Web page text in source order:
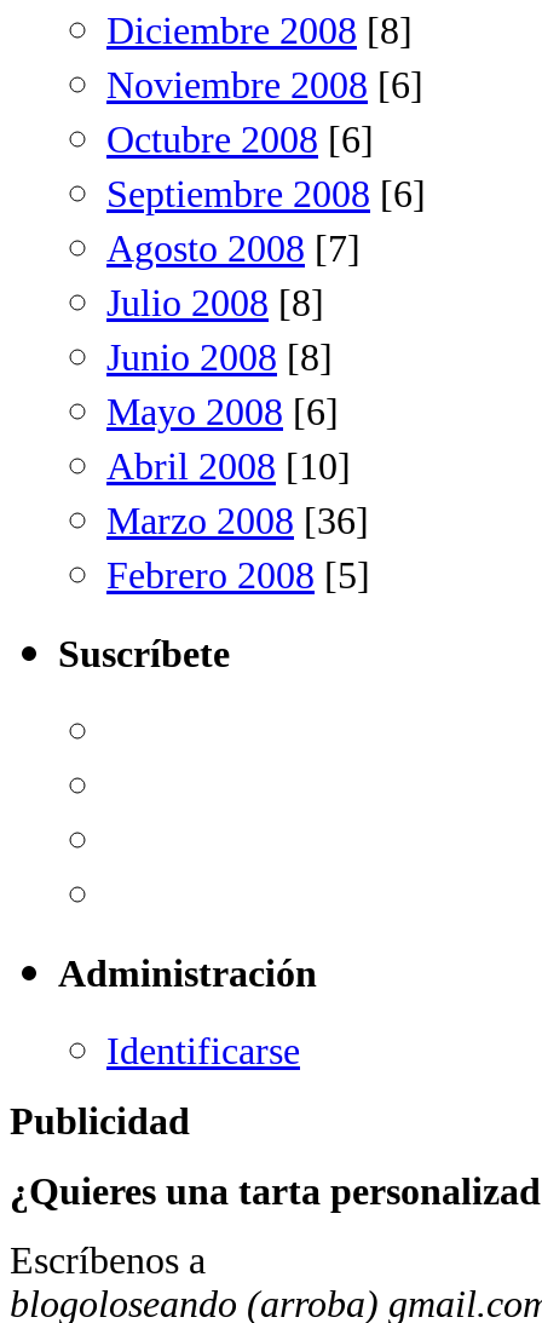
Diciembre 2008 [8]
Noviembre 2008 [6]
Octubre 2008 [6]
Septiembre 2008 [6]
Agosto 2008 [7]
Julio 2008 [8]
Junio 2008 [8]
Mayo 2008 [6]
Abril 2008 [10]
Marzo 2008 [36]
Febrero 2008 [5]
Suscríbete
Administración
Identificarse
Publicidad
¿Quieres una tarta
Escríbenos a
blogoloseando (arroba)